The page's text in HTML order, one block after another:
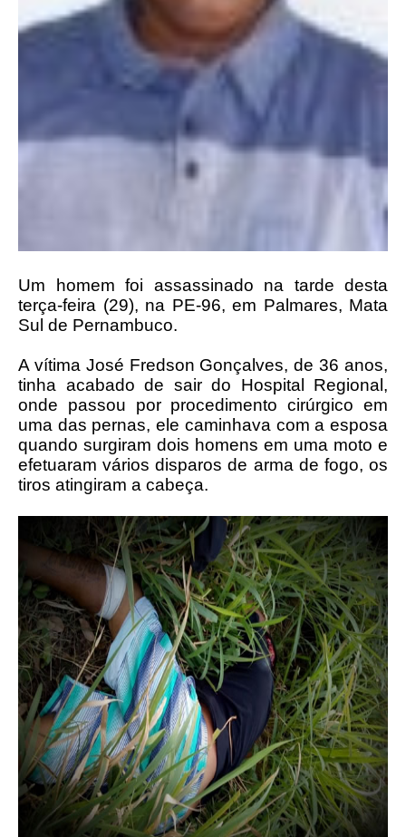
Um homem foi assassinado na tarde desta
terça-feira (29), na PE-96, em Palmares, Mata
Sul de Pernambuco.
A vítima José Fredson Gonçalves, de 36 anos,
tinha acabado de sair do Hospital Regional,
onde passou por procedimento cirúrgico em
uma das pernas, ele caminhava com a esposa
quando surgiram dois homens em uma moto e
efetuaram vários disparos de arma de fogo, os
tiros atingiram a cabeça.